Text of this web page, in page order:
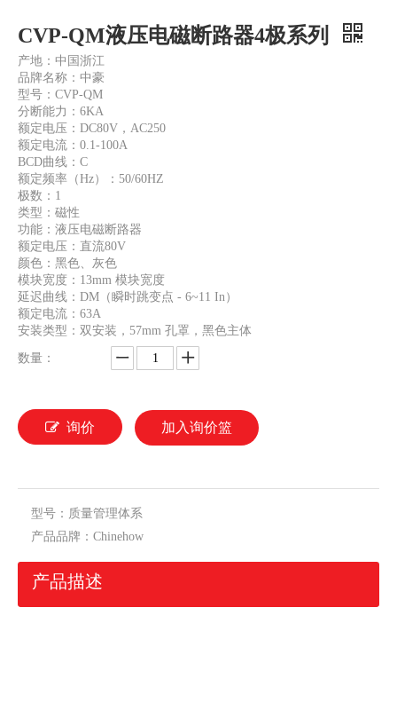
CVP-QM液压电磁断路器4极系列
产地：中国浙江
品牌名称：中豪
型号：CVP-QM
分断能力：6KA
额定电压：DC80V，AC250
额定电流：0.1-100A
BCD曲线：C
额定频率（Hz）：50/60HZ
极数：1
类型：磁性
功能：液压电磁断路器
额定电压：直流80V
颜色：黑色、灰色
模块宽度：13mm 模块宽度
延迟曲线：DM（瞬时跳变点 - 6~11 In）
额定电流：63A
安装类型：双安装，57mm 孔罩，黑色主体
数量：
询价 加入询价篮
型号： 质量管理体系
产品品牌： Chinehow
产品描述